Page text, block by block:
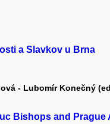
a Slavkov u Brna
- Lubomír Konečný
Bishops and